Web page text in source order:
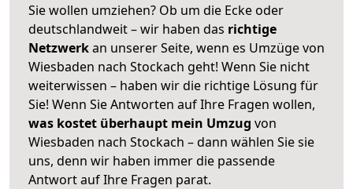
Sie wollen umziehen? Ob um die Ecke oder
deutschlandweit – wir haben das richtige
Netzwerkan unserer Seite, wenn es Umzüge von
Wiesbaden nach Stockach geht! Wenn Sie nicht
weiterwissen – haben wir die richtige Lösung für
Sie! Wenn Sie Antworten auf Ihre Fragen wollen,
was kostet überhaupt mein Umzug von
Wiesbaden nach Stockach – dann wählen Sie sie
uns, denn wir haben immer die passende
Antwort auf Ihre Fragen parat.